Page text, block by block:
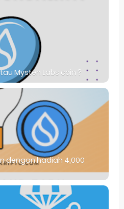
Mysten Labs coin ?
dengan hadiah 4,000